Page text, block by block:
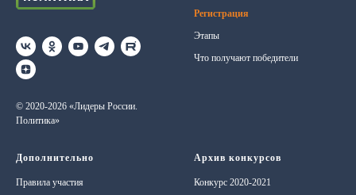
© 2020-2026 «Лидеры России.
Политика»
Регистрация
Этапы
Что получают победители
Дополнительно
Правила участия
Архив конкурсов
Конкурс 2020-2021